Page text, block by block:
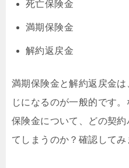
死亡保険金
満期保険金
解約返戻金
満期保険金と解約返戻金
じになるのが一般的です
保険金について、どの契
てしまうのか？確認してみ